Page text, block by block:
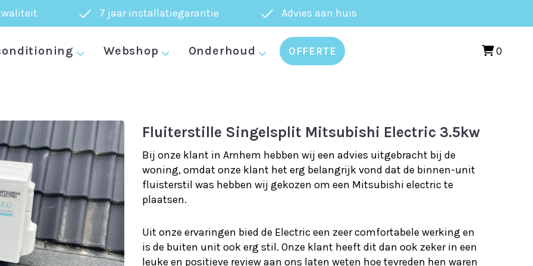
7 jaar installatiegarantie Advies aan huis
Webshop Onderhoud OFFERTE 0
Mitsubishi electric 3.5kw
Fluiterstille Singelsplit Mitsubishi Electric 3.5kw
Bij onze klant in Arnhem hebben wij een advies uitgebracht bij de
woning, omdat onze klant het erg belangrijk vond dat de binnen-unit
fluisterstil was hebben wij gekozen om een Mitsubishi electric te
plaatsen.
Uit onze ervaringen bied de Electric een zeer comfortabele werking en
is de buiten unit ook erg stil. Onze klant heeft dit dan ook zeker in een
leuke en positieve review aan ons laten weten hoe tevreden hen waren